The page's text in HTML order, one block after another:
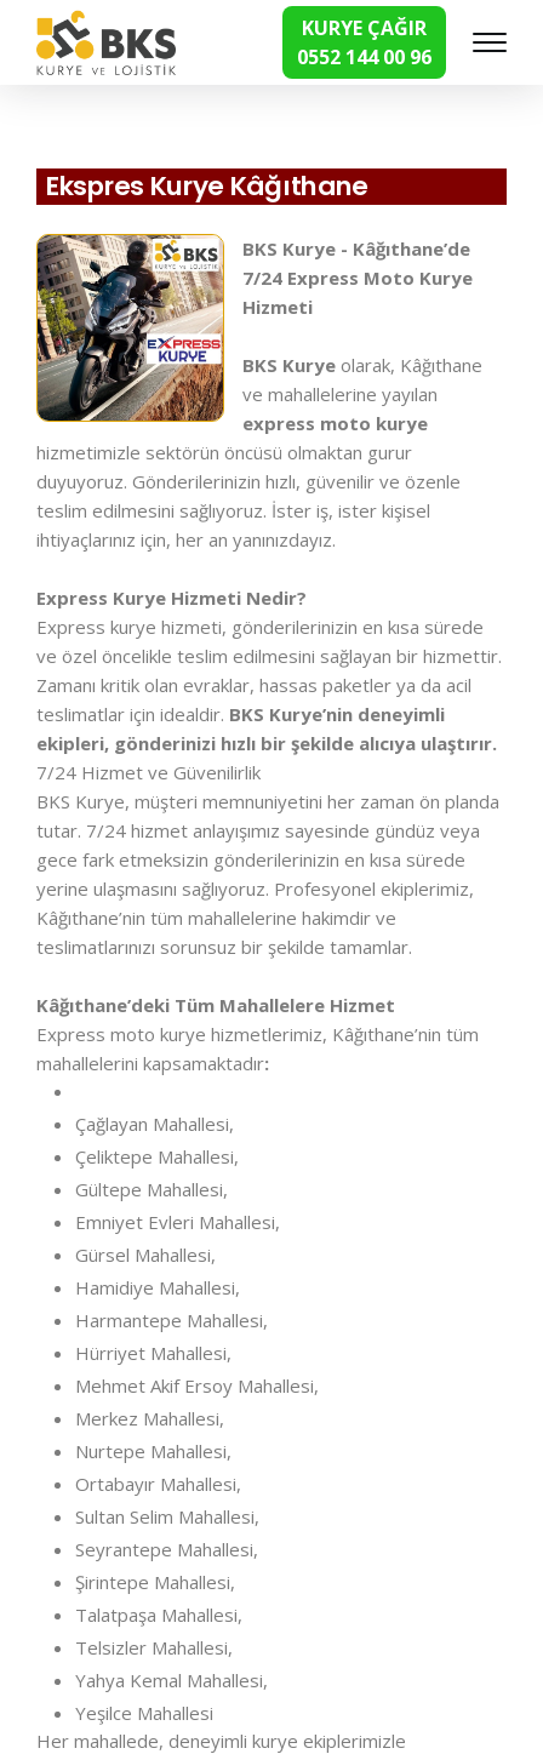
KURYE ÇAĞIR
0552 144 00 96
Hızlı Kurye Hizmetleri
Ekspres Kurye Kâğıthane
BKS Kurye - Kâğıthane’de
7/24 Express Moto Kurye
Hizmeti
BKS Kurye olarak, Kâğıthane
ve mahallelerine yayılan
express moto kurye
hizmetimizle sektörün öncüsü olmaktan gurur
duyuyoruz. Gönderilerinizin hızlı, güvenilir ve özenle
teslim edilmesini sağlıyoruz. İster iş, ister kişisel
ihtiyaçlarınız için, her an yanınızdayız.
Express Kurye Hizmeti Nedir?
Express kurye hizmeti, gönderilerinizin en kısa sürede
ve özel öncelikle teslim edilmesini sağlayan bir hizmettir.
Zamanı kritik olan evraklar, hassas paketler ya da acil
teslimatlar için idealdir. BKS Kurye’nin deneyimli
ekipleri, gönderinizi hızlı bir şekilde alıcıya ulaştırır.
7/24 Hizmet ve Güvenilirlik
BKS Kurye, müşteri memnuniyetini her zaman ön planda
tutar. 7/24 hizmet anlayışımız sayesinde gündüz veya
gece fark etmeksizin gönderilerinizin en kısa sürede
yerine ulaşmasını sağlıyoruz. Profesyonel ekiplerimiz,
Kâğıthane’nin tüm mahallelerine hakimdir ve
teslimatlarınızı sorunsuz bir şekilde tamamlar.
Kâğıthane’deki Tüm Mahallelere Hizmet
Express moto kurye hizmetlerimiz, Kâğıthane’nin tüm
mahallelerini kapsamaktadır:
Çağlayan Mahallesi,
Çeliktepe Mahallesi,
Gültepe Mahallesi,
Emniyet Evleri Mahallesi,
Gürsel Mahallesi,
Hamidiye Mahallesi,
Harmantepe Mahallesi,
Hürriyet Mahallesi,
Mehmet Akif Ersoy Mahallesi,
Merkez Mahallesi,
Nurtepe Mahallesi,
Ortabayır Mahallesi,
Sultan Selim Mahallesi,
Seyrantepe Mahallesi,
Şirintepe Mahallesi,
Talatpaşa Mahallesi,
Telsizler Mahallesi,
Yahya Kemal Mahallesi,
Yeşilce Mahallesi
Her mahallede, deneyimli kurye ekiplerimizle